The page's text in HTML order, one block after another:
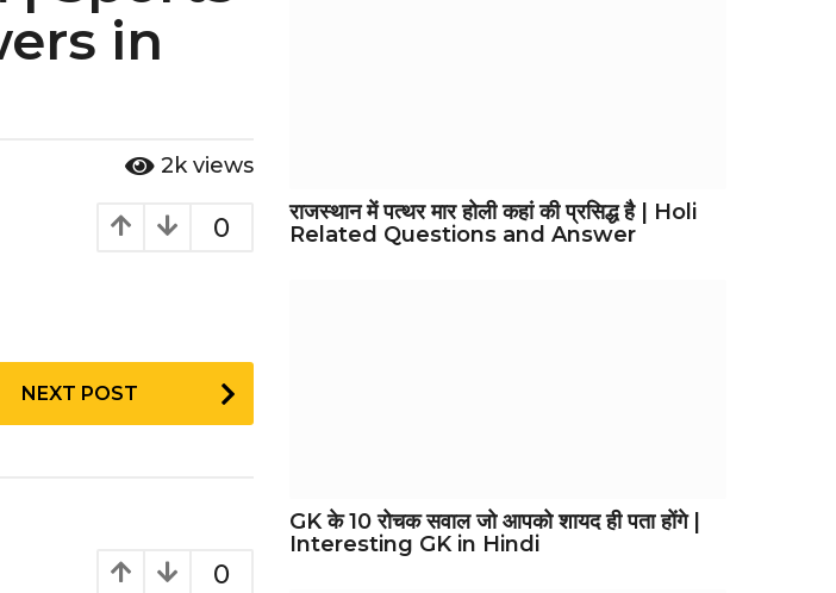
in
2k views
0
NEXT POST
0
राजस्थान में पत्थर मार होली कहां की प्रसिद्ध है | Holi
Related Questions and Answer
GK के 10 रोचक सवाल जो आपको शायद ही पता होंगे |
Interesting GK in Hindi